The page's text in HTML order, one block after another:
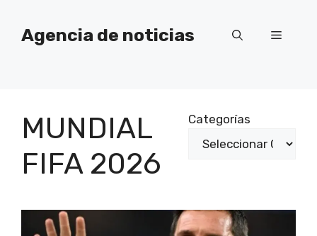
contenido
Agencia de noticias Menú
MUNDIAL
FIFA 2026
Categorías